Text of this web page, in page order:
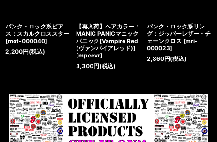
パンク・ロック系ピア
ス：スカルクロススター
[mot-000040]
2,200円(税込)
【再入荷】ヘアカラー：
MANIC PANICマニック
パニック[Vampire Red
(ヴァンパイアレッド)]
[mpccvr]
3,300円(税込)
パンク・ロック系リン
グ：ジッパーレザー・チ
ェーンクロス [mri-
000023]
2,860円(税込)